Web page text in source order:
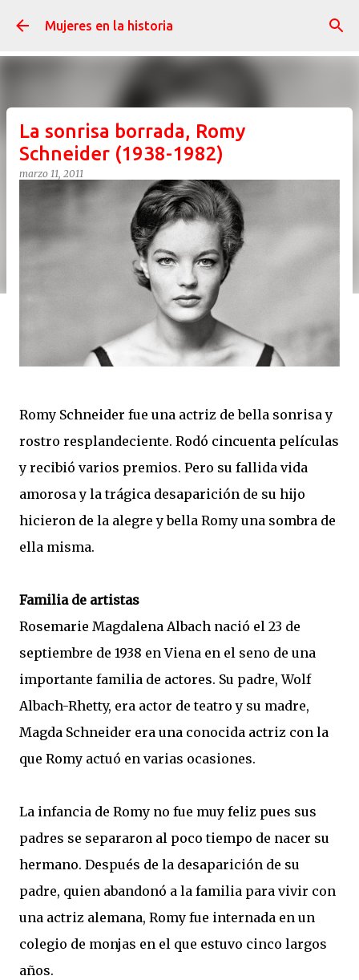
Ir al contenido principal
Mujeres en la historia
La sonrisa borrada, Romy
Schneider (1938-1982)
marzo 11, 2011
Romy Schneider fue una actriz de bella sonrisa y
rostro resplandeciente. Rodó cincuenta películas
y recibió varios premios. Pero su fallida vida
amorosa y la trágica desaparición de su hijo
hicieron de la alegre y bella Romy una sombra de
ella misma.
Familia de artistas
Rosemarie Magdalena Albach nació el 23 de
septiembre de 1938 en Viena en el seno de una
importante familia de actores. Su padre, Wolf
Albach-Rhetty, era actor de teatro y su madre,
Magda Schneider era una conocida actriz con la
que Romy actuó en varias ocasiones.
La infancia de Romy no fue muy feliz pues sus
padres se separaron al poco tiempo de nacer su
hermano. Después de la desaparición de su
padre, quien abandonó a la familia para vivir con
una actriz alemana, Romy fue internada en un
colegio de monjas en el que estuvo cinco largos
años.